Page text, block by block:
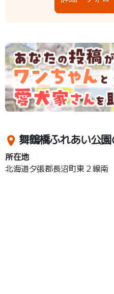
舞鶴橋ふれあい公
所在地
北海道夕張郡長沼町東２線南